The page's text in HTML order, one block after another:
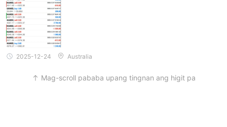
2025-12-24 Australia
Mag-scroll pababa upang tingnan ang higit pa